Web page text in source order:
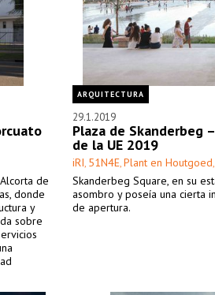
de
donde
y
sobre
ARQUITECTURA
29.1.2019
Plaza de Skanderbeg
de la UE 2019
iRI, 51N4E, Plant en Houtgoed,
Skanderbeg Square, en su
asombro y poseía una cierta
de apertura.